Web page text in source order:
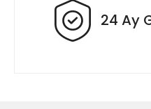
24 Ay